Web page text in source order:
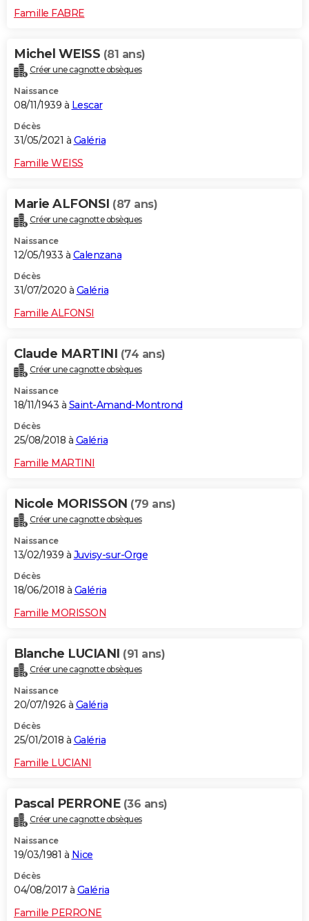
Famille FABRE
Michel WEISS (81 ans)
Créer une cagnotte obsèques
Naissance
08/11/1939 à Lescar
Décès
31/05/2021 à Galéria
Famille WEISS
Marie ALFONSI (87 ans)
Créer une cagnotte obsèques
Naissance
12/05/1933 à Calenzana
Décès
31/07/2020 à Galéria
Famille ALFONSI
Claude MARTINI (74 ans)
Créer une cagnotte obsèques
Naissance
18/11/1943 à Saint-Amand-Montrond
Décès
25/08/2018 à Galéria
Famille MARTINI
Nicole MORISSON (79 ans)
Créer une cagnotte obsèques
Naissance
13/02/1939 à Juvisy-sur-Orge
Décès
18/06/2018 à Galéria
Famille MORISSON
Blanche LUCIANI (91 ans)
Créer une cagnotte obsèques
Naissance
20/07/1926 à Galéria
Décès
25/01/2018 à Galéria
Famille LUCIANI
Pascal PERRONE (36 ans)
Créer une cagnotte obsèques
Naissance
19/03/1981 à Nice
Décès
04/08/2017 à Galéria
Famille PERRONE